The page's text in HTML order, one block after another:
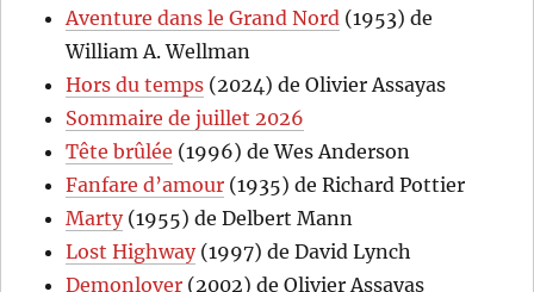
Aventure dans le Grand Nord (1953) de
William A. Wellman
Hors du temps (2024) de Olivier Assayas
Sommaire de juillet 2026
Tête brûlée (1996) de Wes Anderson
Fanfare d’amour (1935) de Richard Pottier
Marty(1955) de Delbert Mann
Lost Highway(1997) de David Lynch
Demonlover (2002) de Olivier Assayas